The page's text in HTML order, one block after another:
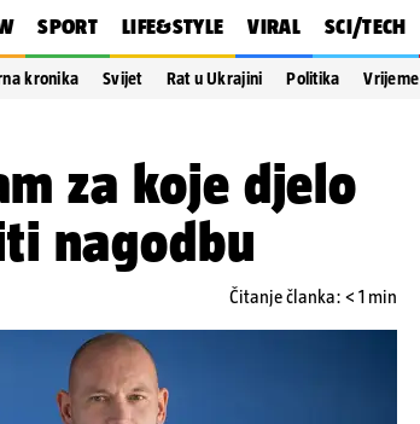
SPORT LIFE&STYLE VIRAL SCI/TECH
kronika Svijet Rat u Ukrajini Politika Vrijeme
za koje djelo
nagodbu
Čitanje članka: < 1 min